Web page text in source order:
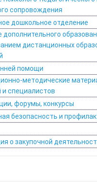
сопровождения
дошкольное отделение
дополнительного
дистанционных
помощи
методические
и специалистов
форумы, конкурсы
безопасность и
о закупочной